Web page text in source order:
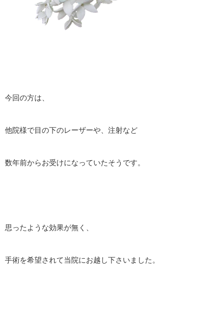
今回の方は、
他院様で目の下のレーザーや、注射など
数年前からお受けになっていたそうです。
思ったような効果が無く、
手術を希望されて当院にお越し下さいました。